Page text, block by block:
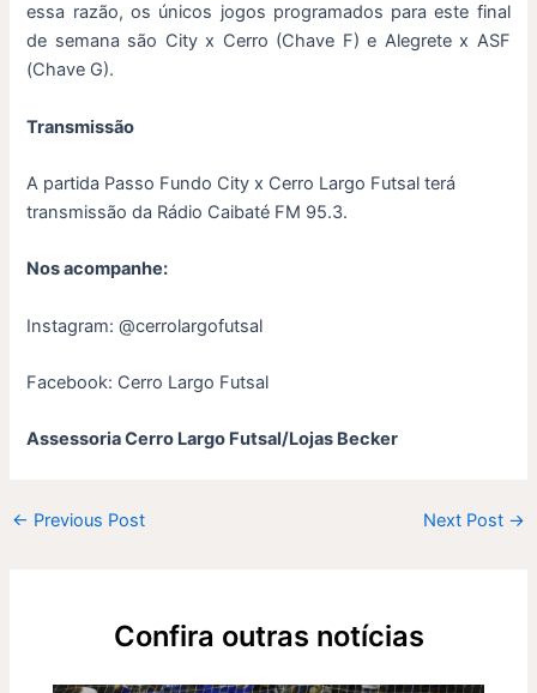
essa razão, os únicos jogos programados para este final
de semana são City x Cerro (Chave F) e Alegrete x ASF
(Chave G).
Transmissão
A partida Passo Fundo City x Cerro Largo Futsal terá
transmissão da Rádio Caibaté FM 95.3.
Nos acompanhe:
Instagram: @cerrolargofutsal
Facebook: Cerro Largo Futsal
Assessoria Cerro Largo Futsal/Lojas Becker
← Previous Post Next Post →
Confira outras notícias